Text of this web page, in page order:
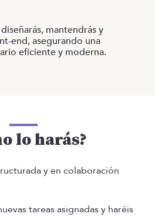
mantendrás y
end, asegurando una
eficiente y moderna.
lo harás?
y en colaboración
tareas asignadas y haréis